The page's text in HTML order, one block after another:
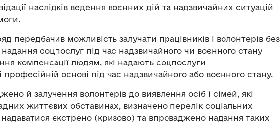
наслідків ведення воєнних дій та надзвичайних ситуацій
передбачив можливість залучати працівників і волонтерів без
надання соцпослуг під час надзвичайного чи воєнного стану
компенсації людям, які надають соцпослуги
професійній основі під час надзвичайного або воєнного стану.
й залучення волонтерів до виявлення осіб і сімей, які
життєвих обставинах, визначено перелік соціальних
екстрено (кризово) та впроваджено надання таких